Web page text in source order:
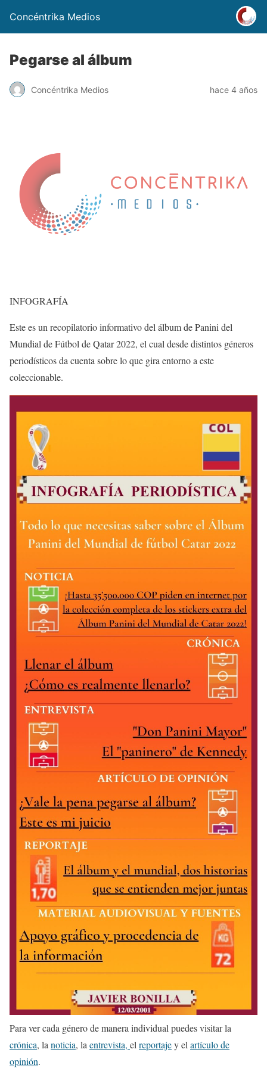
Concéntrika Medios
Pegarse al álbum
Concéntrika Medios hace 4 años
INFOGRAFÍA
Este es un recopilatorio informativo del álbum de Panini del
Mundial de Fútbol de Qatar 2022, el cual desde distintos géneros
periodísticos da cuenta sobre lo que gira entorno a este
coleccionable.
Para ver cada género de manera individual puedes visitar la
crónica, lanoticia, laentrevista, elreportajey elartículo de
opinión.